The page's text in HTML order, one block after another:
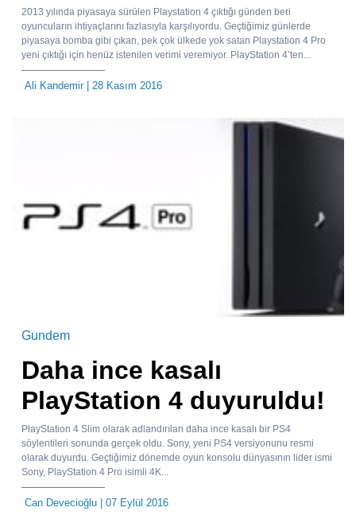
2013 yılında piyasaya sürülen Playstation 4 çıktığı günden beri
oyuncuların ihtiyaçlarını fazlasıyla karşılıyordu. Geçtiğimiz günlerde
piyasaya bomba gibi çıkan, pek çok ülkede yok satan Playstation 4 Pro
yeni çıktığı için henüz istenilen verimi veremiyor. PlayStation 4’ten...
Ali Kandemir| 28 Kasım 2016
Gundem
Daha ince kasalı
PlayStation 4 duyuruldu!
PlayStation 4 Slim olarak adlandırılan daha ince kasalı bir PS4
söylentileri sonunda gerçek oldu. Sony, yeni PS4 versiyonunu resmi
olarak duyurdu. Geçtiğimiz dönemde oyun konsolu dünyasının lider ismi
Sony, PlayStation 4 Pro isimli 4K...
Can Devecioğlu | 07 Eylül 2016